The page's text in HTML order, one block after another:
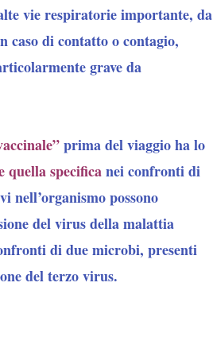
vie respiratorie importante, da
caso di contatto o contagio,
grave da
”prima del viaggio ha lo
quella specificanei confronti di
nell’organismo possono
del virus della malattia
di due microbi, presenti
del terzo virus.